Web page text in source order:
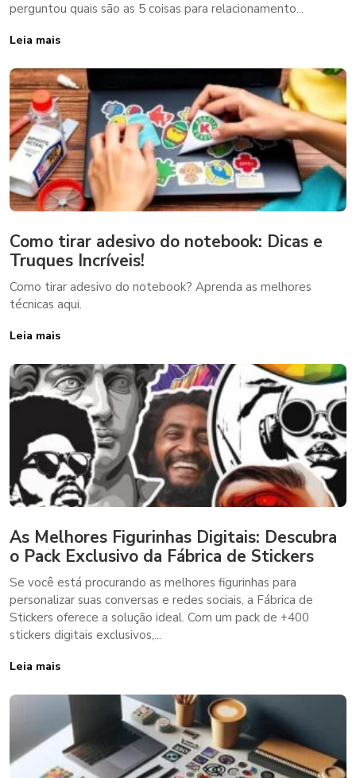
perguntou quais são as 5 coisas para relacionamento...
Leia mais
Como tirar adesivo do notebook: Dicas e
Truques Incríveis!
Como tirar adesivo do notebook? Aprenda as melhores
técnicas aqui.
Leia mais
As Melhores Figurinhas Digitais: Descubra
o Pack Exclusivo da Fábrica de Stickers
Se você está procurando as melhores figurinhas para
personalizar suas conversas e redes sociais, a Fábrica de
Stickers oferece a solução ideal. Com um pack de +400
stickers digitais exclusivos,...
Leia mais